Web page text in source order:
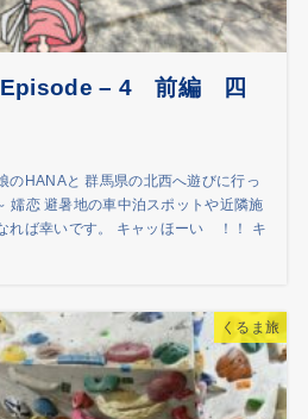
Episode – 4 前編 四
のHANAと 群馬県の北西へ遊びに行っ
嬬恋 避暑地の車中泊スポットや近隣施
れば幸いです。 キャッほーい ！！ キ
くるま旅